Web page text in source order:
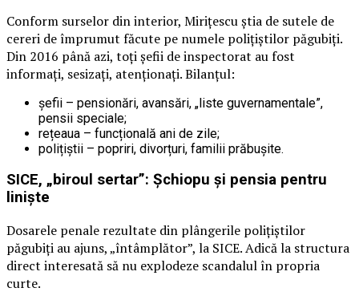
Conform surselor din interior, Mirițescu știa de sutele de
cereri de împrumut făcute pe numele polițiștilor păgubiți.
Din 2016 până azi, toți șefii de inspectorat au fost
informați, sesizați, atenționați. Bilanțul:
șefii – pensionări, avansări, „liste guvernamentale”,
pensii speciale;
rețeaua – funcțională ani de zile;
polițiștii – popriri, divorțuri, familii prăbușite.
SICE, „biroul sertar”: Șchiopu și pensia pentru
liniște
Dosarele penale rezultate din plângerile polițiștilor
păgubiți au ajuns, „întâmplător”, la SICE. Adică la structura
direct interesată să nu explodeze scandalul în propria
curte.